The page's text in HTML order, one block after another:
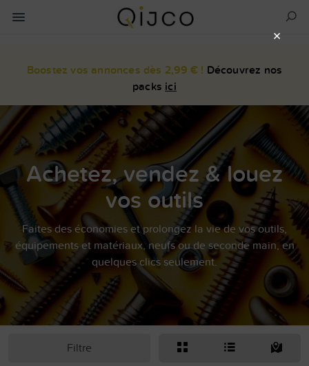
Boostez vos annonces dès 2,99 € ! Découvrez nos
packs ici
Achetez, vendez & louez
vos outils
Faites des économies et prolongez la vie de vos outils,
équipements et matériaux, neufs ou de seconde main, en
quelques clics seulement.
Filtre
×